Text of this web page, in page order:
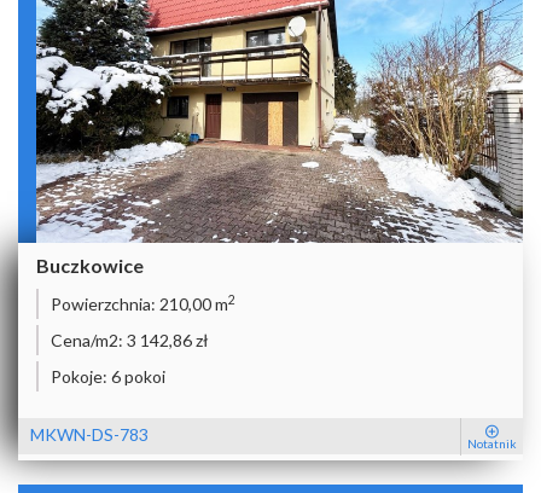
Buczkowice
Powierzchnia: 210,00 m2
Cena/m2: 3 142,86 zł
Pokoje: 6 pokoi
MKWN-DS-783 Notatnik